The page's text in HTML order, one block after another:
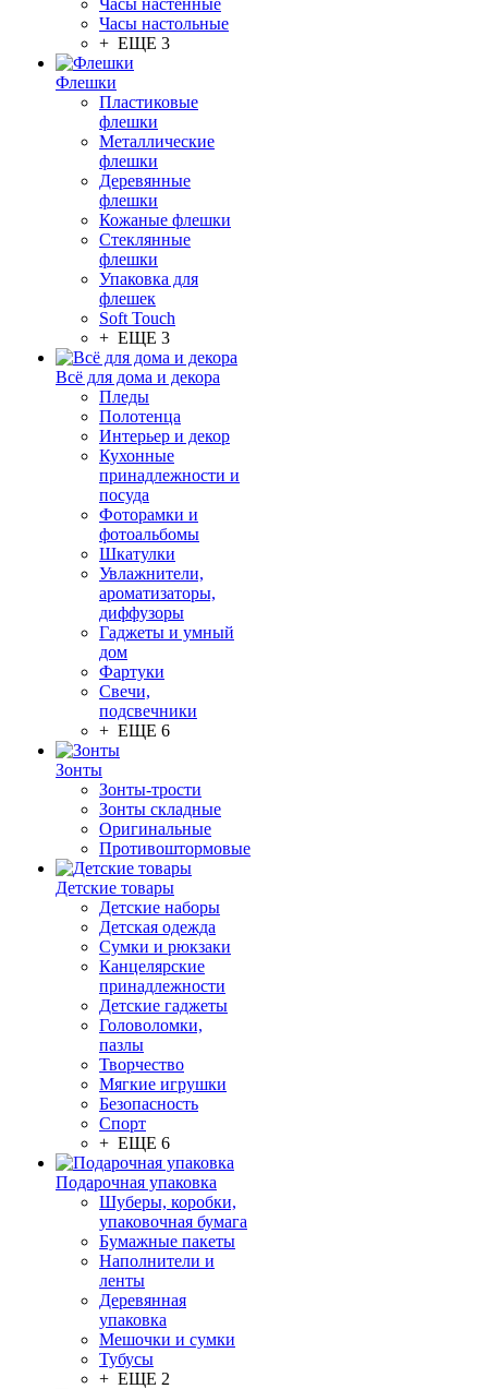
Часы настенные
Часы настольные
+ ЕЩЕ 3
Флешки
Пластиковые
флешки
Металлические
флешки
Деревянные
флешки
Кожаные флешки
Стеклянные
флешки
Упаковка для
флешек
Soft Touch
+ ЕЩЕ 3
Всё для дома и декора
Пледы
Полотенца
Интерьер и декор
Кухонные
принадлежности и
посуда
Фоторамки и
фотоальбомы
Шкатулки
Увлажнители,
ароматизаторы,
диффузоры
Гаджеты и умный
дом
Фартуки
Свечи,
подсвечники
+ ЕЩЕ 6
Зонты
Зонты-трости
Зонты складные
Оригинальные
Противоштормовые
Детские товары
Детские наборы
Детская одежда
Сумки и рюкзаки
Канцелярские
принадлежности
Детские гаджеты
Головоломки,
пазлы
Творчество
Мягкие игрушки
Безопасность
Спорт
+ ЕЩЕ 6
Подарочная упаковка
Шуберы, коробки,
упаковочная бумага
Бумажные пакеты
Наполнители и
ленты
Деревянная
упаковка
Мешочки и сумки
Тубусы
+ ЕЩЕ 2